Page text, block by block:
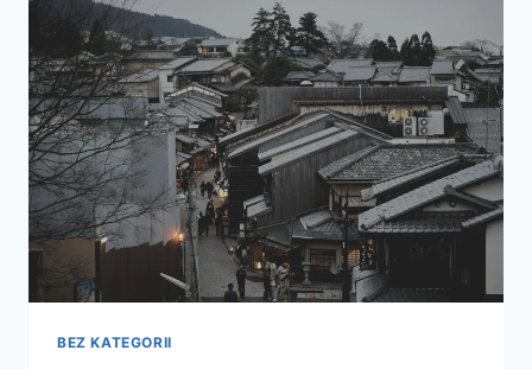
SALON
I
AUTORYZOWANY
SERWIS
DLA
KUJAWSKO‑POMORSKIEGO
BEZ KATEGORII